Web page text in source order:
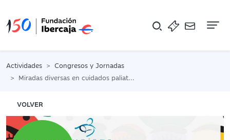
Actividades
Congresos y Jornadas
Miradas diversas en cuidados paliativos
VOLVER